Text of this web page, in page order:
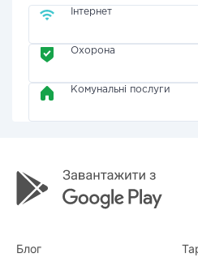
Інтернет
Охорона
Комунальні послуги
Блог